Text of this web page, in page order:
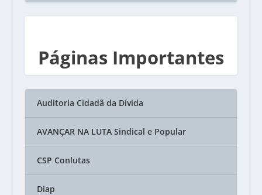
Páginas Importantes
Auditoria Cidadã da Dívida
AVANÇAR NA LUTA Sindical e Popular
CSP Conlutas
Diap